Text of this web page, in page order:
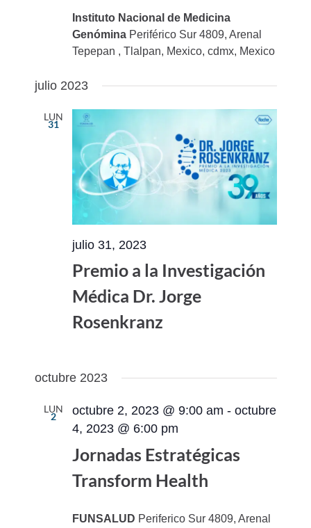
Instituto Nacional de Medicina
Genómina Periférico Sur 4809, Arenal
Tepepan , Tlalpan, Mexico, cdmx, Mexico
julio 2023
LUN
31
julio 31, 2023
Premio a la Investigación
Médica Dr. Jorge
Rosenkranz
octubre 2023
LUN
2 octubre 2, 2023 @ 9:00 am - octubre
4, 2023 @ 6:00 pm
Jornadas Estratégicas
Transform Health
FUNSALUD Periferico Sur 4809, Arenal